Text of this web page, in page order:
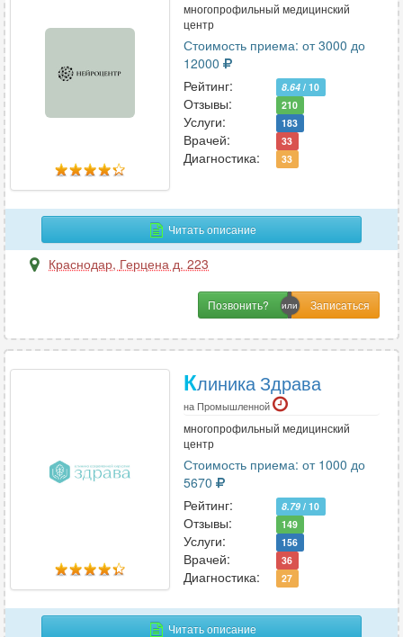
Физиотерапия
36
Фониатрия
Функциональная диагностика
Химиотерапия
Хирургия 52
Хирургия-ортопедия 5
Цефалгология 1
Эндоскопия
Эпилептология
многопрофильный медицинский
центр
Стоимость приема: от 3000 до
12000
Рейтинг:
8.64 / 10
Отзывы: 210
Услуги: 183
Врачей: 33
Диагностика: 33
Читать описание
Краснодар, Герцена д. 223
Позвонить?
Клиника Здрава
на Промышленной
многопрофильный медицинский
центр
Стоимость приема: от 1000 до
5670
Рейтинг:
8.79 / 10
Отзывы: 149
Услуги: 156
Врачей: 36
Диагностика: 27
Читать описание